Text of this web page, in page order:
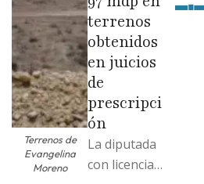
Terrenos de
Evangelina
Moreno
terrenos
obtenidos
en juicios
de
prescripci
ón
La diputada
con licencia